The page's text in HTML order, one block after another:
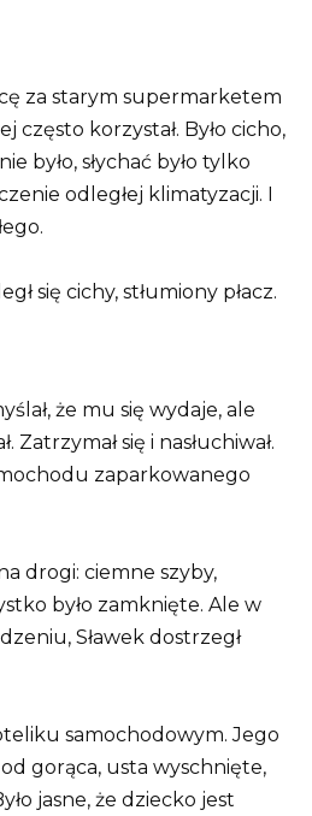
za starym supermarketem
często korzystał. Było cicho,
było, słychać było tylko
odległej klimatyzacji. I
się cichy, stłumiony płacz.
że mu się wydaje, ale
Zatrzymał się i nasłuchiwał.
zaparkowanego
drogi: ciemne szyby,
było zamknięte. Ale w
Sławek dostrzegł
samochodowym. Jego
gorąca, usta wyschnięte,
jasne, że dziecko jest